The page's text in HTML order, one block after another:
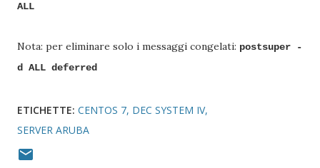
ALL
Nota: per eliminare solo i messaggi congelati: postsuper -
d ALL deferred
ETICHETTE: CENTOS 7 DEC SYSTEM IV
SERVER ARUBA